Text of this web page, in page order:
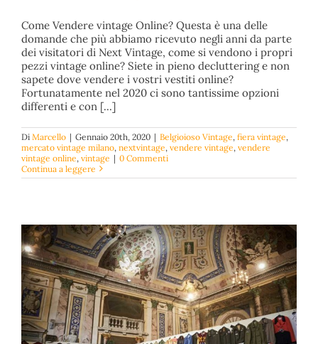
Come Vendere Vintage Online?
Belgioioso Vintage fiera vintage mercato vintage milano
nextvintage vendere vintage vendere vintage online
Come Vendere vintage Online? Questa è una delle
domande che più abbiamo ricevuto negli anni da parte
dei visitatori di Next Vintage, come si vendono i propri
pezzi vintage online? Siete in pieno decluttering e non
sapete dove vendere i vostri vestiti online?
Fortunatamente nel 2020 ci sono tantissime opzioni
differenti e con [...]
Di Marcello | Gennaio 20th, 2020 | Belgioioso Vintage, fiera vintage,
mercato vintage milano, nextvintage, vendere vintage, vendere
vintage online, vintage | 0 Commenti
Continua a leggere